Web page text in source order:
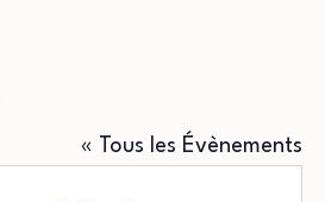
« Tous les Évènements